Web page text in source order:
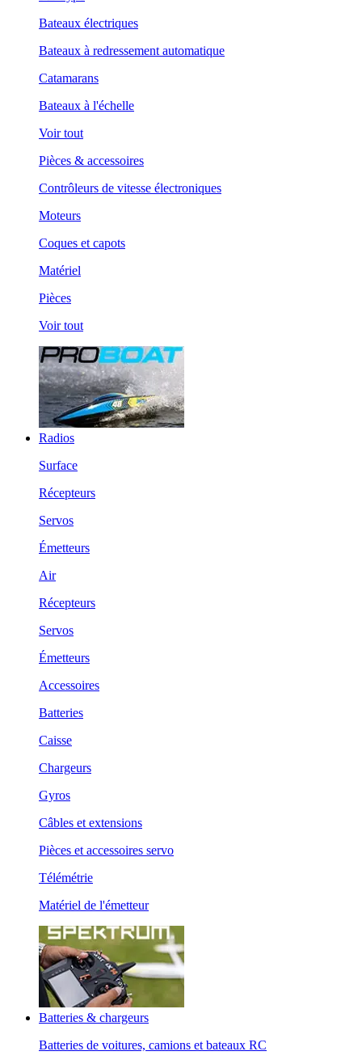
Bateaux électriques
Bateaux à redressement automatique
Catamarans
Bateaux à l'échelle
Voir tout
Pièces & accessoires
Contrôleurs de vitesse électroniques
Moteurs
Coques et capots
Matériel
Pièces
Voir tout
Radios
Surface
Récepteurs
Servos
Émetteurs
Air
Récepteurs
Servos
Émetteurs
Accessoires
Batteries
Caisse
Chargeurs
Gyros
Câbles et extensions
Pièces et accessoires servo
Télémétrie
Matériel de l'émetteur
Batteries & chargeurs
Batteries de voitures, camions et bateaux RC